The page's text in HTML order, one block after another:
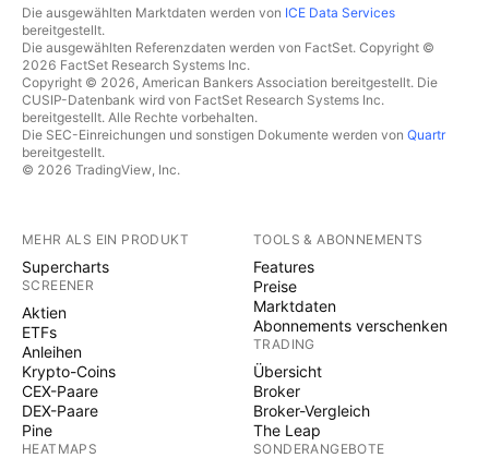
Die ausgewählten Marktdaten werden von ICE Data Services
bereitgestellt.
Die ausgewählten Referenzdaten werden von FactSet. Copyright ©
2026 FactSet Research Systems Inc.
Copyright © 2026, American Bankers Association bereitgestellt. Die
CUSIP-Datenbank wird von FactSet Research Systems Inc.
bereitgestellt. Alle Rechte vorbehalten.
Die SEC-Einreichungen und sonstigen Dokumente werden von Quartr
bereitgestellt.
© 2026 TradingView, Inc.
MEHR ALS EIN PRODUKT
Supercharts
SCREENER
Aktien
ETFs
Anleihen
Krypto-Coins
CEX-Paare
DEX-Paare
Pine
HEATMAPS
TOOLS & ABONNEMENTS
Features
Preise
Marktdaten
Abonnements verschenken
TRADING
Übersicht
Broker
Broker-Vergleich
The Leap
SONDERANGEBOTE